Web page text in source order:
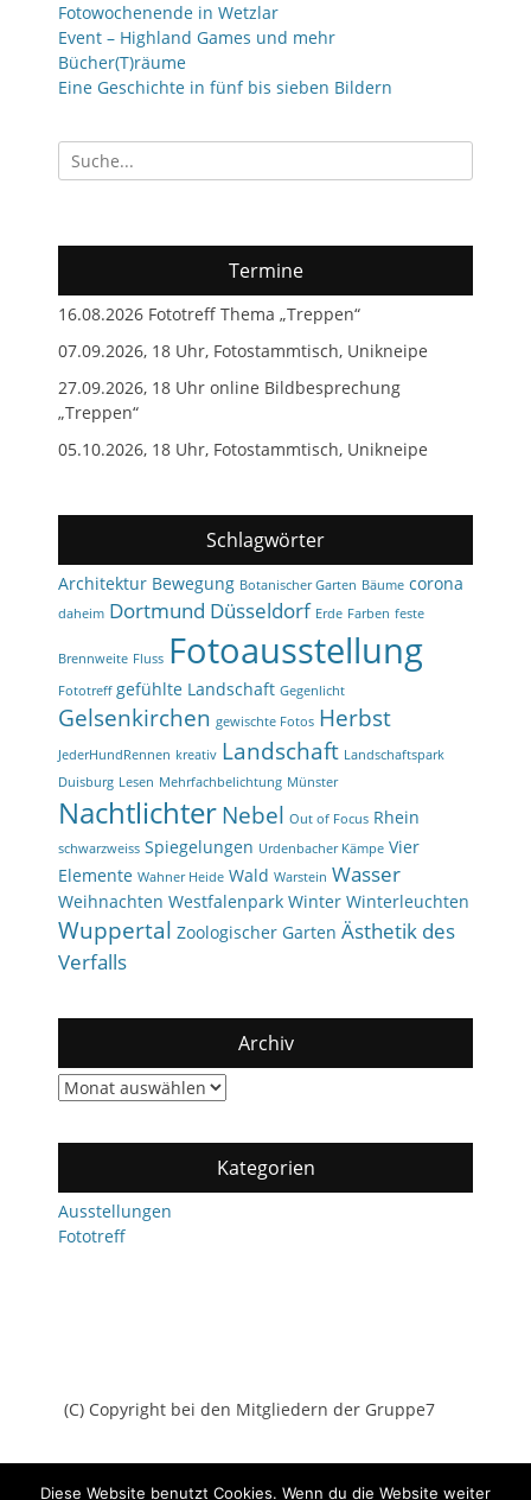
Fotowochenende in Wetzlar
Event – Highland Games und mehr
Bücher(T)räume
Eine Geschichte in fünf bis sieben Bildern
Suchen
nach:
Termine
16.08.2026 Fototreff Thema „Treppen“
07.09.2026, 18 Uhr, Fotostammtisch, Unikneipe
27.09.2026, 18 Uhr online Bildbesprechung
„Treppen“
05.10.2026, 18 Uhr, Fotostammtisch, Unikneipe
Schlagwörter
Architektur Bewegung Botanischer Garten Bäume corona
daheim Dortmund Düsseldorf Erde Farben feste
Brennweite Fluss Fotoausstellung
Fototreff gefühlte Landschaft Gegenlicht
Gelsenkirchen gewischte Fotos Herbst
JederHundRennen kreativ Landschaft Landschaftspark
Duisburg Lesen Mehrfachbelichtung Münster
NachtlichterNebel Out of Focus Rhein
schwarzweiss Spiegelungen Urdenbacher Kämpe Vier
Elemente Wahner Heide Wald Warstein Wasser
Weihnachten Westfalenpark Winter Winterleuchten
Wuppertal Zoologischer Garten Ästhetik des
Verfalls
Archiv
Archiv
Kategorien
Ausstellungen
Fototreff
(C) Copyright bei den Mitgliedern der Gruppe7
Diese Website benutzt Cookies. Wenn du die Website weiter